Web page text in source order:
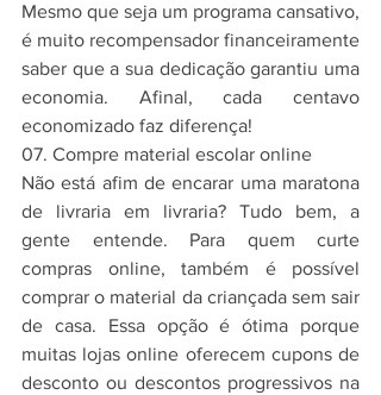
Mesmo que seja um programa cansativo,
é muito recompensador financeiramente
saber que a sua dedicação garantiu uma
economia. Afinal, cada centavo
economizado faz diferença!
07. Compre material escolar online
Não está afim de encarar uma maratona
de livraria em livraria? Tudo bem, a
gente entende. Para quem curte
compras online, também é possível
comprar o material da criançada sem sair
de casa. Essa opção é ótima porque
muitas lojas online oferecem cupons de
desconto ou descontos progressivos na